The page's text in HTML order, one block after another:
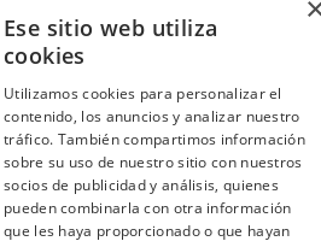
m
PRODUCTOS
SOCIAL
TRABAJA
CON
NOSOTROS
NUESTRAS
NACIONALES
INTERNACIONALES
RECOGIDA
EN TIENDA
DEVOLUCIONES
Y CAMBIOS
POLÍTICAS
PRIVACIDAD
EN RRSS
POLÍTICA DE
PRIVACIDAD
CONDICIONES
DE COMPRA
Ese sitio web utiliza
cookies
Utilizamos cookies para personalizar el
contenido, los anuncios y analizar nuestro
tráfico. También compartimos información
sobre su uso de nuestro sitio con nuestros
socios de publicidad y análisis, quienes
pueden combinarla con otra información
que les haya proporcionado o que hayan